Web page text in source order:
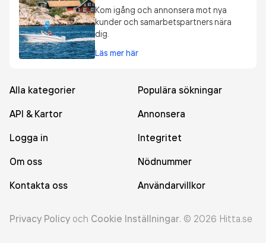
Kom igång och annonsera mot nya
kunder och samarbetspartners nära
dig.
Läs mer här
Alla kategorier
Populära sökningar
API & Kartor
Annonsera
Logga in
Integritet
Om oss
Nödnummer
Kontakta oss
Användarvillkor
Privacy Policy och Cookie Inställningar. © 2026 Hitta.se